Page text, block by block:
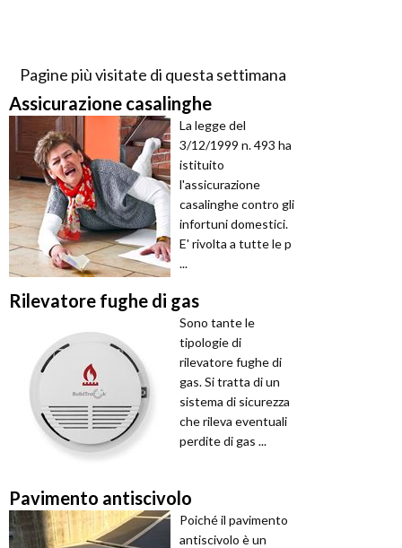
Pagine più visitate di questa settimana
Assicurazione casalinghe
La legge del
3/12/1999 n. 493 ha
istituito
l'assicurazione
casalinghe contro gli
infortuni domestici.
E' rivolta a tutte le p
...
Rilevatore fughe di gas
Sono tante le
tipologie di
rilevatore fughe di
gas. Si tratta di un
sistema di sicurezza
che rileva eventuali
perdite di gas ...
Pavimento antiscivolo
Poiché il pavimento
antiscivolo è un